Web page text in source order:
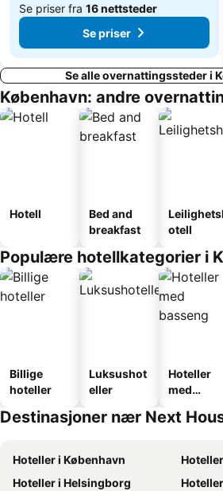
Se priser fra 16 nettsteder
Se priser
Se alle overnattingssteder i
København: andre
Hotell
Bed and
breakfast
otell
Populære hotellkategorier i
Billige
hoteller
Luksushot
eller
Hoteller
med
Destinasjoner nær Next
Hoteller i København
Hoteller i Helsingborg